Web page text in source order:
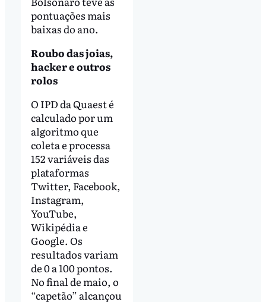
pontuações mais
baixas do ano.
Roubo das joias,
hacker e outros
rolos
O IPD da Quaest é
calculado por um
algoritmo que
coleta e processa
152 variáveis das
plataformas
Twitter, Facebook,
Instagram,
YouTube,
Wikipédia e
Google. Os
resultados variam
de 0 a 100 pontos.
No final de maio, o
“capetão” alcançou